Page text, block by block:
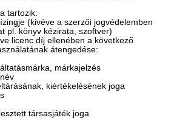
tartozik:
(kivéve a szerzői jogvédelemben
pl. könyv kézirata, szoftver)
licenc díj ellenében a következő
átengedése:
márkajelzés
kiértékelésének joga
társasjáték joga